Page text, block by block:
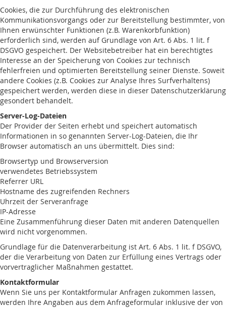
Cookies, die zur Durchführung des elektronischen
Kommunikationsvorgangs oder zur Bereitstellung bestimmter, von
Ihnen erwünschter Funktionen (z.B. Warenkorbfunktion)
erforderlich sind, werden auf Grundlage von Art. 6 Abs. 1 lit. f
DSGVO gespeichert. Der Websitebetreiber hat ein berechtigtes
Interesse an der Speicherung von Cookies zur technisch
fehlerfreien und optimierten Bereitstellung seiner Dienste. Soweit
andere Cookies (z.B. Cookies zur Analyse Ihres Surfverhaltens)
gespeichert werden, werden diese in dieser Datenschutzerklärung
gesondert behandelt.
Server-Log-Dateien
Der Provider der Seiten erhebt und speichert automatisch
Informationen in so genannten Server-Log-Dateien, die Ihr
Browser automatisch an uns übermittelt. Dies sind:
Browsertyp und Browserversion
verwendetes Betriebssystem
Referrer URL
Hostname des zugreifenden Rechners
Uhrzeit der Serveranfrage
IP-Adresse
Eine Zusammenführung dieser Daten mit anderen Datenquellen
wird nicht vorgenommen.
Grundlage für die Datenverarbeitung ist Art. 6 Abs. 1 lit. f DSGVO,
der die Verarbeitung von Daten zur Erfüllung eines Vertrags oder
vorvertraglicher Maßnahmen gestattet.
Kontaktformular
Wenn Sie uns per Kontaktformular Anfragen zukommen lassen,
werden Ihre Angaben aus dem Anfrageformular inklusive der von